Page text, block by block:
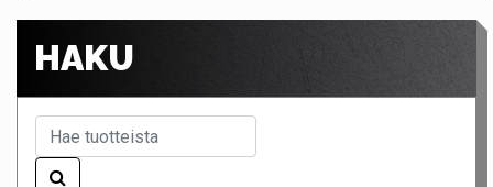
HAKU